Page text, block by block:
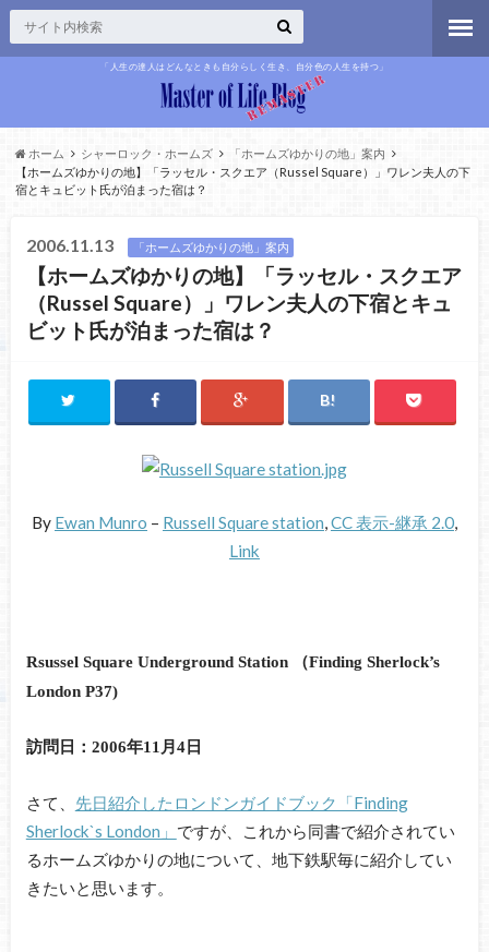
「人生の達人はどんなときも自分らしく生き、自分色の人生を持つ」
ホーム シャーロック・ホームズ
「ホームズゆかりの地」案内
【ホームズゆかりの地】「ラッセル・スクエア（Russel Square）」ワレン夫人の下
宿とキュビット氏が泊まった宿は？
2006.11.13 「ホームズゆかりの地」案内
【ホームズゆかりの地】「ラッセル・スクエア
（Russel Square）」ワレン夫人の下宿とキュ
ビット氏が泊まった宿は？
By Ewan Munro – Russell Square station,CC 表示-継承 2.0,
Link
Rsussel Square Underground Station （Finding Sherlock’s
London P37)
訪問日：2006年11月4日
さて、 先日紹介したロンドンガイドブック「Finding
Sherlock`s London」 ですが、これから同書で紹介されてい
るホームズゆかりの地について、地下鉄駅毎に紹介してい
きたいと思います。